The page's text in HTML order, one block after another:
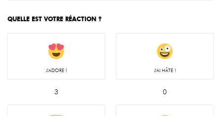
QUELLE EST VOTRE RÉACTION ?
J'ADORE !
3
J'AI HÂTE !
0